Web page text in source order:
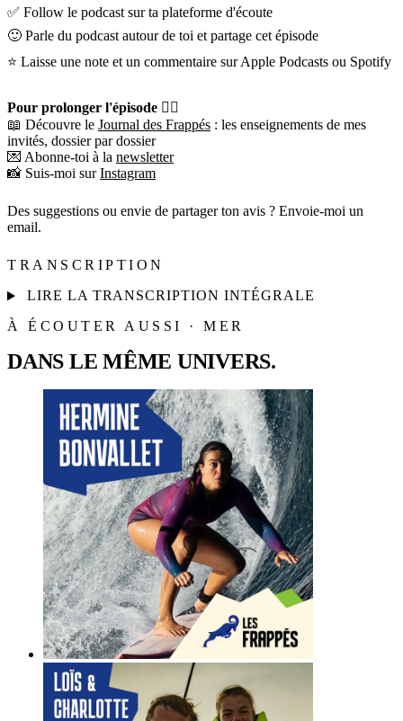
✅ Follow le podcast sur ta plateforme d'écoute
🙂 Parle du podcast autour de toi et partage cet épisode
⭐️ Laisse une note et un commentaire sur Apple Podcasts ou Spotify
Pour prolonger l'épisode 👇🏼
📖 Découvre le Journal des Frappés : les enseignements de mes
invités, dossier par dossier
💌 Abonne-toi à la newsletter
📸 Suis-moi surInstagram
Des suggestions ou envie de partager ton avis ? Envoie-moi un
email.
TRANSCRIPTION
LIRE LA TRANSCRIPTION INTÉGRALE
À ÉCOUTER AUSSI · MER
DANS LE MÊME UNIVERS.